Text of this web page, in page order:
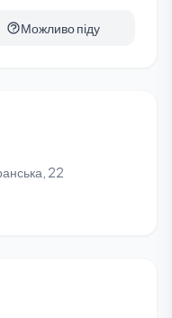
Можливо піду
22